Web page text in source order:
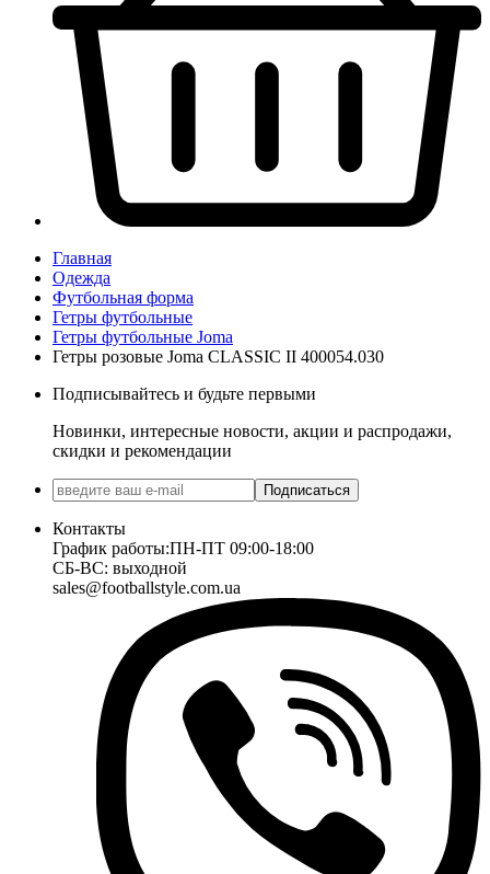
Главная
Одежда
Футбольная форма
Гетры футбольные
Гетры футбольные Joma
Гетры розовые Joma CLASSIC II 400054.030
Подписывайтесь и будьте первыми
Новинки, интересные новости, акции и распродажи,
скидки и рекомендации
Подписаться
Контакты
График работы:ПН-ПТ 09:00-18:00
СБ-ВС: выходной
sales@footballstyle.com.ua